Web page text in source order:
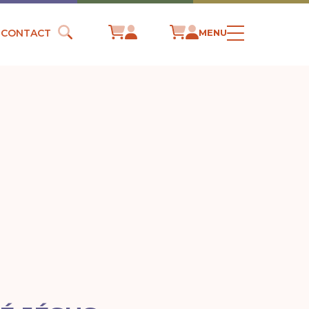
CONTACT MENU